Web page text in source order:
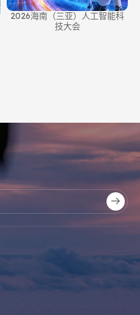
2026海南（三亚）人工智能科
技大会